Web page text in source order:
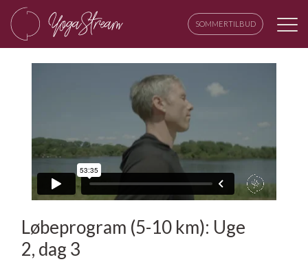
SOMMERTILBUD
Løbeprogram (5-10 km): Uge
2, dag 3